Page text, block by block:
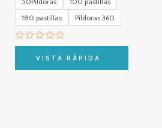
180 pastillas
Píldoras 360
Valorado
de
VISTA RÁPIDA